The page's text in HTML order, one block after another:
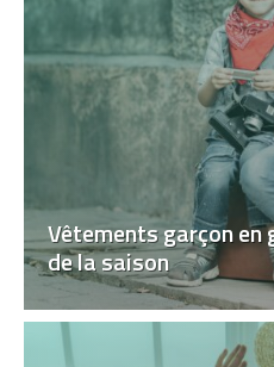
Vêtements garçon en
de la saison